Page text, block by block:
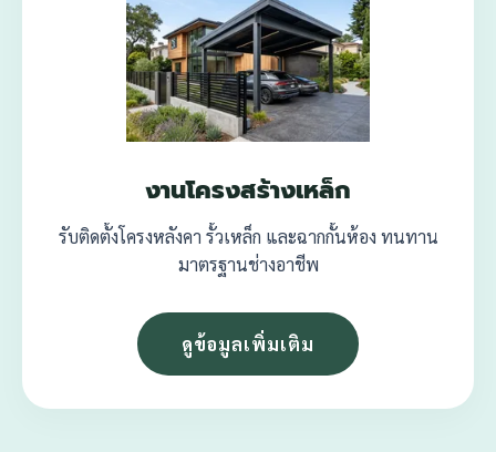
งานโครงสร้างเหล็ก
รับติดตั้งโครงหลังคา รั้วเหล็ก และฉากกั้นห้อง ทนทาน
มาตรฐานช่างอาชีพ
ดูข้อมูลเพิ่มเติม